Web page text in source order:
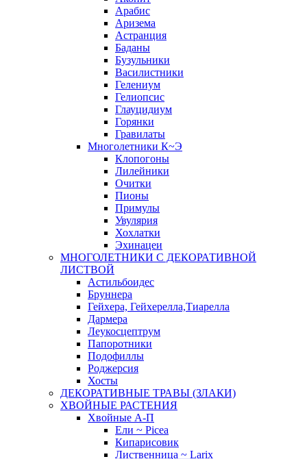
Арабис
Аризема
Астранция
Баданы
Бузульники
Василистники
Гелениум
Гелиопсис
Глауцидиум
Горянки
Гравилаты
Многолетники К~Э
Клопогоны
Лилейники
Очитки
Пионы
Примулы
Увулярия
Хохлатки
Эхинацеи
МНОГОЛЕТНИКИ С ДЕКОРАТИВНОЙ
ЛИСТВОЙ
Астильбоидес
Бруннера
Гейхера, Гейхерелла,Тиарелла
Дармера
Леукосцептрум
Папоротники
Подофиллы
Роджерсия
Хосты
ДЕКОРАТИВНЫЕ ТРАВЫ (ЗЛАКИ)
ХВОЙНЫЕ РАСТЕНИЯ
Хвойные А-П
Ели ~ Picea
Кипарисовик
Лиственница ~ Larix